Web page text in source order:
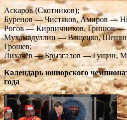
Аскаров (Скотников);
Буренов — Чистяков, Амиров —
Рогов — Кирпичников, Грицюк —
Мухамадуллин — Ващенко,
Грошев;
Лихачёв — Брызгалов — Гущин,
Календарь юниорского
года